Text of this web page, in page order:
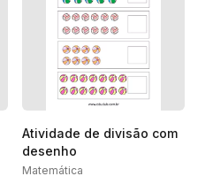
Atividade de divisão com
desenho
Matemática